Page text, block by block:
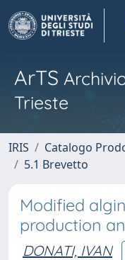
ArTS
Trieste
IRIS Catalogo
5.1 Brevetto
Modified
production
DONATI, IVAN